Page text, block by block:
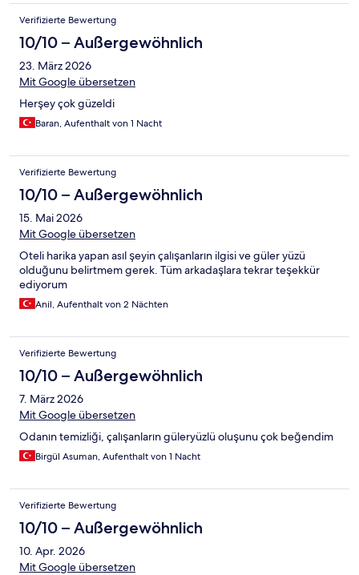
Verifizierte Bewertung
10/10 – Außergewöhnlich
23. März 2026
Mit Google übersetzen
Herşey çok güzeldi
Baran, Aufenthalt von 1 Nacht
Verifizierte Bewertung
10/10 – Außergewöhnlich
15. Mai 2026
Mit Google übersetzen
Oteli harika yapan asıl şeyin çalışanların ilgisi ve güler yüzü
olduğunu belirtmem gerek. Tüm arkadaşlara tekrar teşekkür
ediyorum
Anil, Aufenthalt von 2 Nächten
Verifizierte Bewertung
10/10 – Außergewöhnlich
7. März 2026
Mit Google übersetzen
Odanın temizliği, çalışanların güleryüzlü oluşunu çok beğendim
Birgül Asuman, Aufenthalt von 1 Nacht
Verifizierte Bewertung
10/10 – Außergewöhnlich
10. Apr. 2026
Mit Google übersetzen